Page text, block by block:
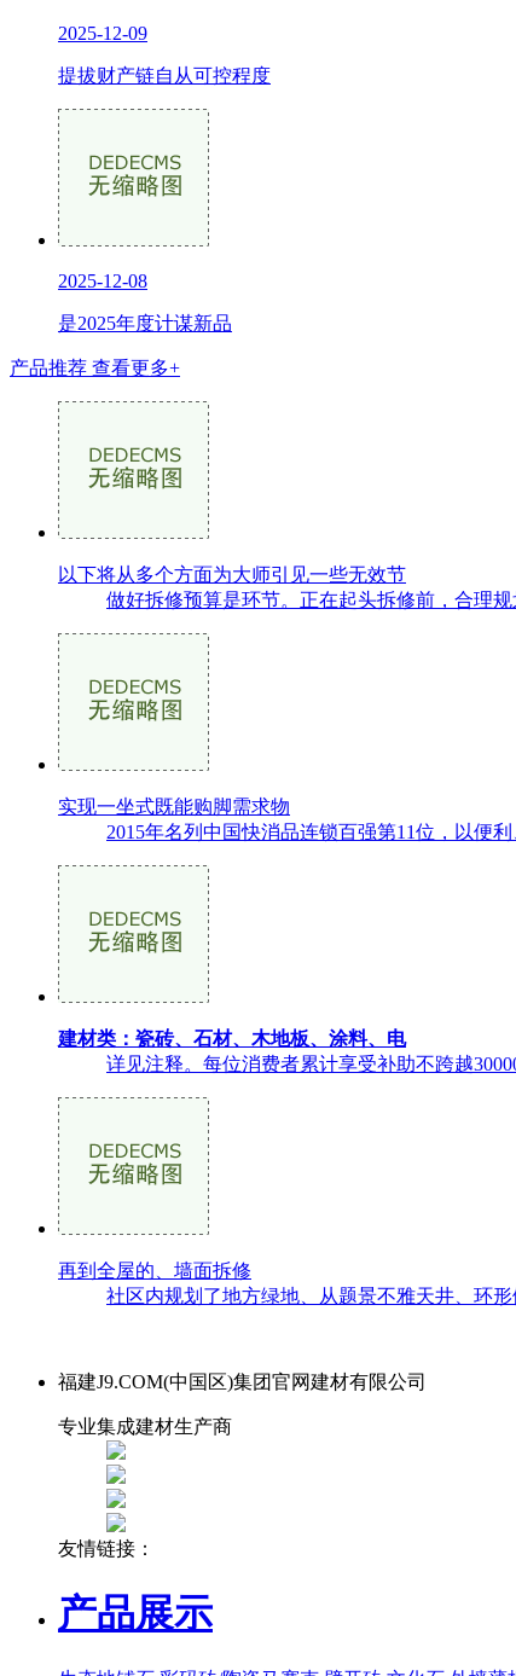
2025-12-09
提拔财产链自从可控程度
2025-12-08
是2025年度计谋新品
产品推荐 查看更多+
以下将从多个方面为大师引见一些无效节
做好拆修预算是环节。正在起头拆修前，合理
实现一坐式既能购脚需求物
2015年名列中国快消品连锁百强第11位，以便
建材类：瓷砖、石材、木地板、涂料、电
详见注释。每位消费者累计享受补助不跨越
再到全屋的、墙面拆修
社区内规划了地方绿地、从题景不雅天井、环
福建J9.COM(中国区)集团官网建材有限公司
专业集成建材生产商
友情链接：
产品展示